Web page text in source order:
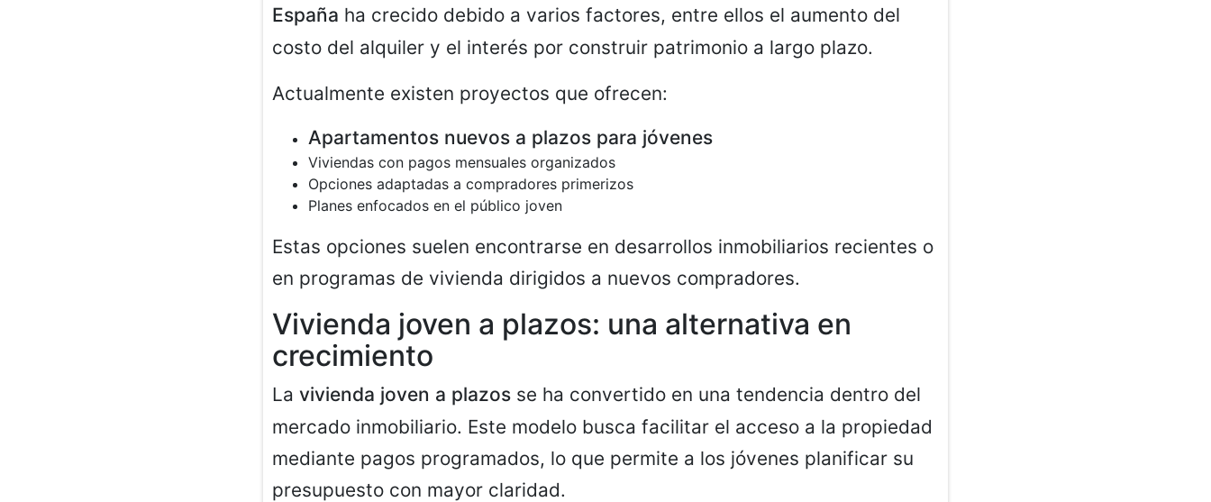
España ha crecido debido a varios factores, entre ellos el aumento del
costo del alquiler y el interés por construir patrimonio a largo plazo.
Actualmente existen proyectos que ofrecen:
Apartamentos nuevos a plazos para jóvenes
Viviendas con pagos mensuales organizados
Opciones adaptadas a compradores primerizos
Planes enfocados en el público joven
Estas opciones suelen encontrarse en desarrollos inmobiliarios recientes o
en programas de vivienda dirigidos a nuevos compradores.
Vivienda joven a plazos: una alternativa en
crecimiento
La vivienda joven a plazos se ha convertido en una tendencia dentro del
mercado inmobiliario. Este modelo busca facilitar el acceso a la propiedad
mediante pagos programados, lo que permite a los jóvenes planificar su
presupuesto con mayor claridad.